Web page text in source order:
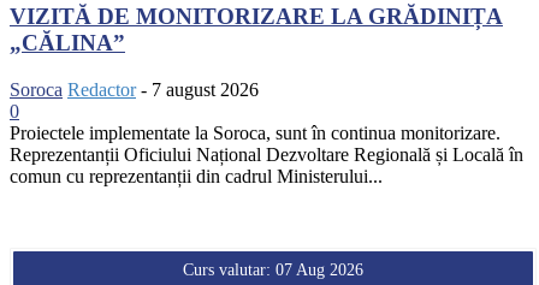
VIZITĂ DE MONITORIZARE LA GRĂDINIȚA
„CĂLINA”
Soroca Redactor - 7 august 2026
0
Proiectele implementate la Soroca, sunt în continua monitorizare.
Reprezentanții Oficiului Național Dezvoltare Regională și Locală în
comun cu reprezentanții din cadrul Ministerului...
Curs valutar: 07 Aug 2026